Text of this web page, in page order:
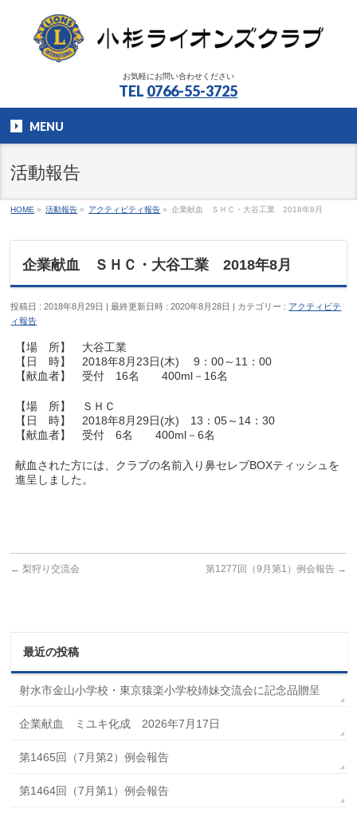
お気軽にお問い合わせください
TEL 0766-55-3725
MENU
活動報告
HOME » 活動報告 » アクティビティ報告 » 企業献血 ＳＨＣ・大谷工業 2018年8月
企業献血 ＳＨＣ・大谷工業 2018年8月
投稿日 : 2018年8月29日 最終更新日時 : 2020年8月28日 カテゴリー : アクティビテ
ィ報告
【場 所】 大谷工業
【日 時】 2018年8月23日(木) 9：00～11：00
【献血者】 受付 16名 400ml－16名
【場 所】 ＳＨＣ
【日 時】 2018年8月29日(水) 13：05～14：30
【献血者】 受付 6名 400ml－6名
献血された方には、クラブの名前入り鼻セレブBOXティッシュを
進呈しました。
← 梨狩り交流会 第1277回（9月第1）例会報告 →
最近の投稿
射水市金山小学校・東京猿楽小学校姉妹交流会に記念品贈呈
企業献血 ミユキ化成 2026年7月17日
第1465回（7月第2）例会報告
第1464回（7月第1）例会報告